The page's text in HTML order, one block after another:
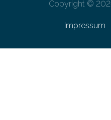
Copyright ©
Impressum